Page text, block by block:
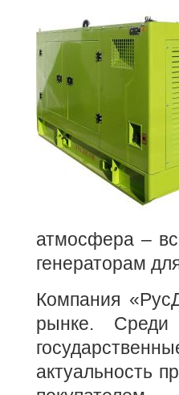
атмосфера –
генераторам
Компания
рынке.
актуальность